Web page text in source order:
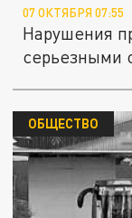
07 ОКТЯБРЯ 07:55
Нарушения
серьезными
ОБЩЕСТВО